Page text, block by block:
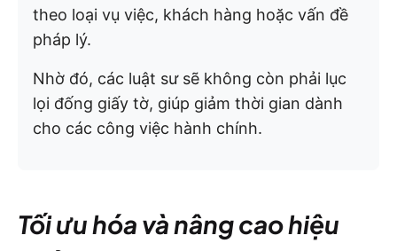
theo loại vụ việc, khách hàng hoặc vấn đề
pháp lý.
Nhờ đó, các luật sư sẽ không còn phải lục
lọi đống giấy tờ, giúp giảm thời gian dành
cho các công việc hành chính.
Tối ưu hóa và nâng cao hiệu